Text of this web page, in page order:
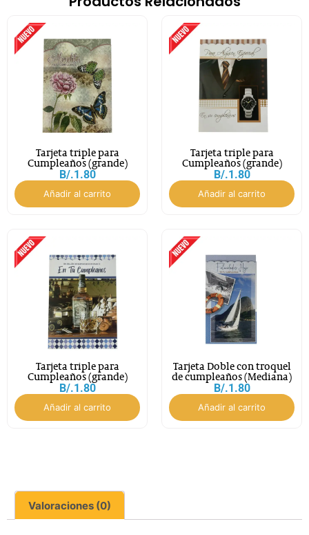
Tarjeta triple para
Cumpleaños (grande)
B/.1.80
Añadir al carrito
Tarjeta triple para
Cumpleaños (grande)
B/.1.80
Añadir al carrito
Tarjeta triple para
Cumpleaños (grande)
B/.1.80
Añadir al carrito
Tarjeta Doble con troquel
de cumpleaños (Mediana)
B/.1.80
Añadir al carrito
Valoraciones (0)